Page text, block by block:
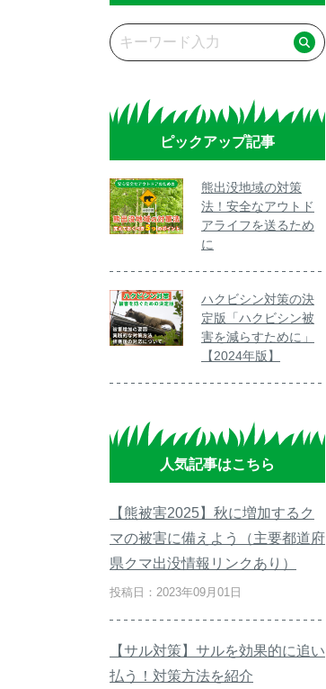
ピックアップ記事
熊出没地域の対策
法！安全なアウトド
アライフを送るため
に
ハクビシン対策の決
定版「ハクビシン被
害を減らすために」
【2024年版】
人気記事はこちら
【熊被害2025】秋に増加するク
マの被害に備えよう（主要都道府
県クマ出没情報リンクあり）
投稿日：2023年09月01日
【サル対策】サルを効果的に追い
払う！対策方法を紹介